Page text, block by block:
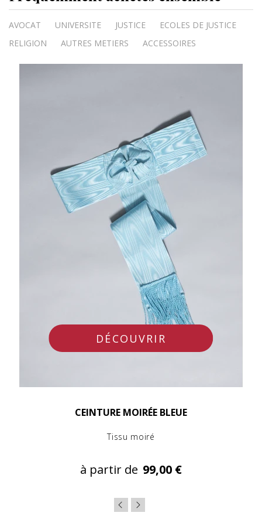
AVOCAT UNIVERSITE JUSTICE
ECOLES DE JUSTICE
RELIGION
AUTRES METIERS ACCESSOIRES
DÉCOUVRIR
CEINTURE MOIRÉE BLEUE
Tissu moiré
à partir de 99,00 €